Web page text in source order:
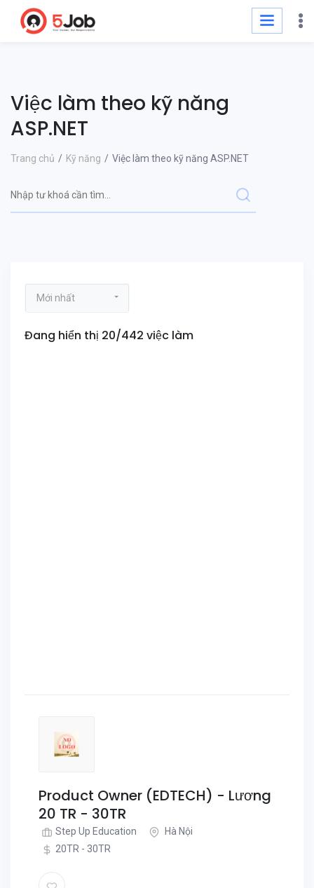
Việc làm theo kỹ năng
ASP.NET
Trang chủ Kỹ năng Việc làm theo kỹ năng ASP.NET
Mới nhất
Đang hiển thị 20/442 việc làm
Product Owner (EDTECH) - Lương
20 TR - 30TR
Step Up Education
Hà Nội
20TR - 30TR